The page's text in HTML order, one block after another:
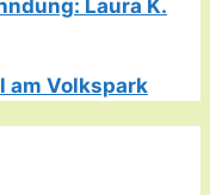
Laura K.
am Volkspark